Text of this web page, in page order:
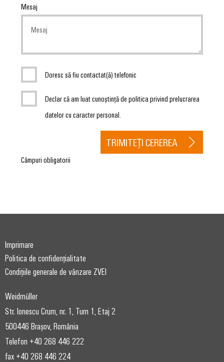
Mesaj
Doresc să fiu contactat(ă) telefonic
Declar că am luat cunoștință de politica privind prelucrarea
datelor cu caracter personal.
Câmpuri obligatorii
TRIMITEȚI CEREREA
Imprimare
Politica de confidențialitate
Condițiile generale de vânzare ZVEI
Weidmüller
Str. Ionescu Crum, nr. 1, Turn 1, Etaj 2
500446 Brașov, România
Telefon +40 268 446 222
fax +40 268 446 224